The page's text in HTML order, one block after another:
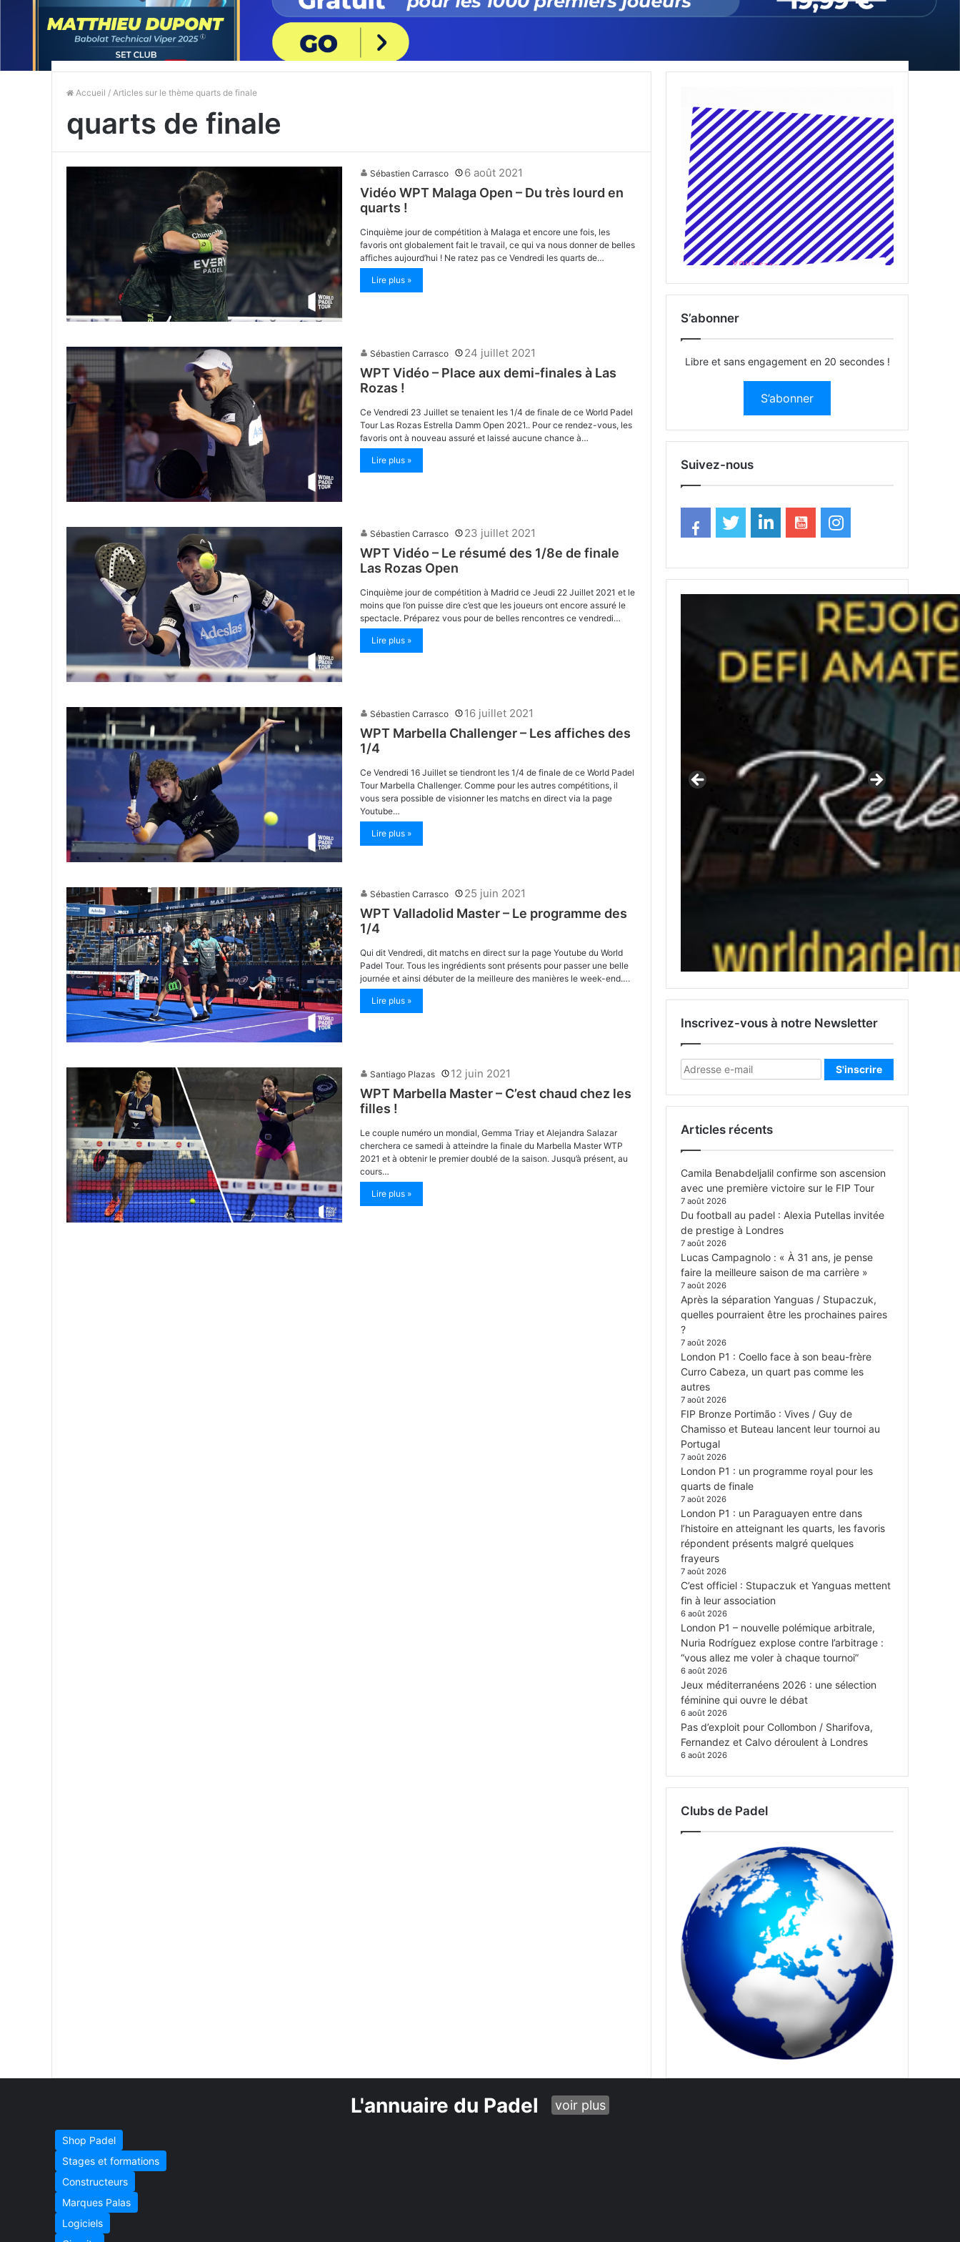
Accueil / Articles sur le thème quarts de finale
quarts de finale
Sébastien Carrasco 6 août 2021
Vidéo WPT Malaga Open – Du très lourd en
quarts !
Cinquième jour de compétition à Malaga et encore une fois, les
favoris ont globalement fait le travail, ce qui va nous donner de belles
affiches aujourd’hui ! Ne ratez pas ce Vendredi les quarts de…
Lire plus »
Sébastien Carrasco 24 juillet 2021
WPT Vidéo – Place aux demi-finales à Las
Rozas !
Ce Vendredi 23 Juillet se tenaient les 1/4 de finale de ce World Padel
Tour Las Rozas Estrella Damm Open 2021.. Pour ce rendez-vous, les
favoris ont à nouveau assuré et laissé aucune chance à…
Lire plus »
Sébastien Carrasco 23 juillet 2021
WPT Vidéo – Le résumé des 1/8e de finale
Las Rozas Open
Cinquième jour de compétition à Madrid ce Jeudi 22 Juillet 2021 et le
moins que l’on puisse dire c’est que les joueurs ont encore assuré le
spectacle. Préparez vous pour de belles rencontres ce vendredi…
Lire plus »
Sébastien Carrasco 16 juillet 2021
WPT Marbella Challenger – Les affiches des
1/4
Ce Vendredi 16 Juillet se tiendront les 1/4 de finale de ce World Padel
Tour Marbella Challenger. Comme pour les autres compétitions, il
vous sera possible de visionner les matchs en direct via la page
Youtube…
Lire plus »
Sébastien Carrasco 25 juin 2021
WPT Valladolid Master – Le programme des
1/4
Qui dit Vendredi, dit matchs en direct sur la page Youtube du World
Padel Tour. Tous les ingrédients sont présents pour passer une belle
journée et ainsi débuter de la meilleure des manières le week-end….
Lire plus »
Santiago Plazas 12 juin 2021
WPT Marbella Master – C’est chaud chez les
filles !
Le couple numéro un mondial, Gemma Triay et Alejandra Salazar
cherchera ce samedi à atteindre la finale du Marbella Master WTP
2021 et à obtenir le premier doublé de la saison. Jusqu’à présent, au
cours…
Lire plus »
S’abonner
Libre et sans engagement en 20 secondes !
S’abonner
Suivez-nous
Inscrivez-vous à notre Newsletter
Articles récents
Camila Benabdeljalil confirme son ascension
avec une première victoire sur le FIP Tour
7 août 2026
Du football au padel : Alexia Putellas invitée
de prestige à Londres
7 août 2026
Lucas Campagnolo : « À 31 ans, je pense
faire la meilleure saison de ma carrière »
7 août 2026
Après la séparation Yanguas / Stupaczuk,
quelles pourraient être les prochaines paires
?
7 août 2026
London P1 : Coello face à son beau-frère
Curro Cabeza, un quart pas comme les
autres
7 août 2026
FIP Bronze Portimão : Vives / Guy de
Chamisso et Buteau lancent leur tournoi au
Portugal
7 août 2026
London P1 : un programme royal pour les
quarts de finale
7 août 2026
London P1 : un Paraguayen entre dans
l’histoire en atteignant les quarts, les favoris
répondent présents malgré quelques
frayeurs
7 août 2026
C’est officiel : Stupaczuk et Yanguas mettent
fin à leur association
6 août 2026
London P1 – nouvelle polémique arbitrale,
Nuria Rodríguez explose contre l’arbitrage :
“vous allez me voler à chaque tournoi”
6 août 2026
Jeux méditerranéens 2026 : une sélection
féminine qui ouvre le débat
6 août 2026
Pas d’exploit pour Collombon / Sharifova,
Fernandez et Calvo déroulent à Londres
6 août 2026
Clubs de Padel
L'annuaire du Padel voir plus
Shop Padel
Stages et formations
Constructeurs
Marques Palas
Logiciels